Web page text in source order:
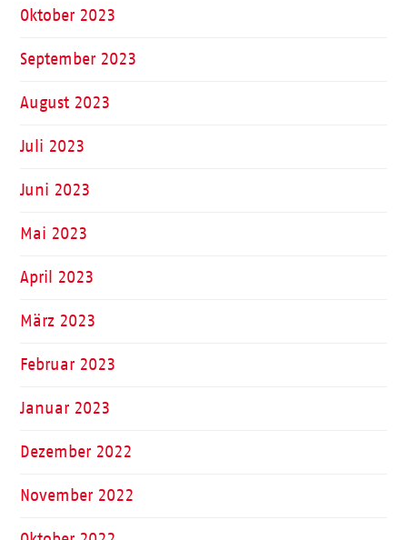
Oktober 2023
September 2023
August 2023
Juli 2023
Juni 2023
Mai 2023
April 2023
März 2023
Februar 2023
Januar 2023
Dezember 2022
November 2022